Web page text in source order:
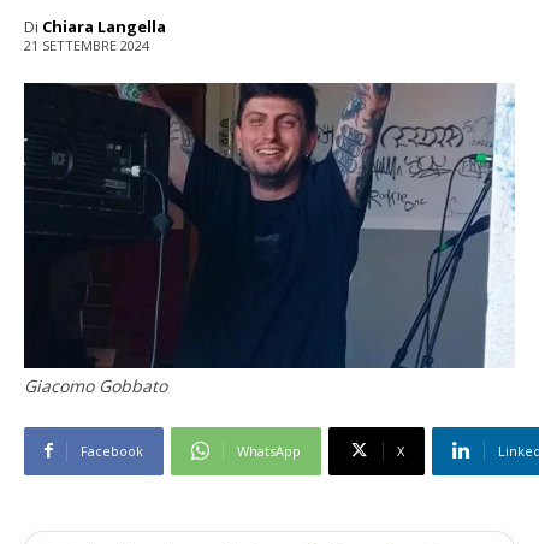
Di Chiara Langella
21 SETTEMBRE 2024
Giacomo Gobbato
Facebook WhatsApp X